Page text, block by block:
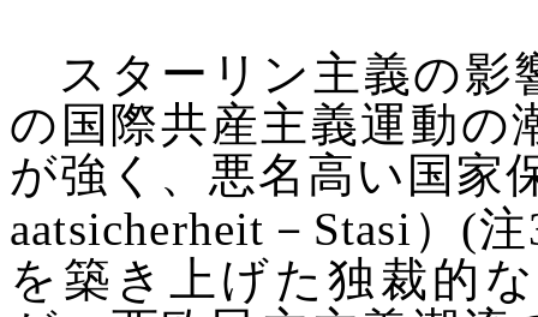
スターリン主義の影
の国際共産主義運動の
が強く、悪名高い国家
aatsicherheit － Stasi ） (注
を築き上げた独裁的